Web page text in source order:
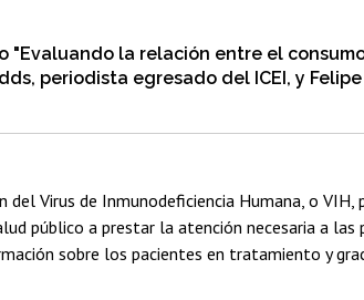
"Evaluando la relación entre el
periodista egresado del ICEI, y
Virus de Inmunodeficiencia Humana, o
público a prestar la atención necesaria a
sobre los pacientes en tratamiento y